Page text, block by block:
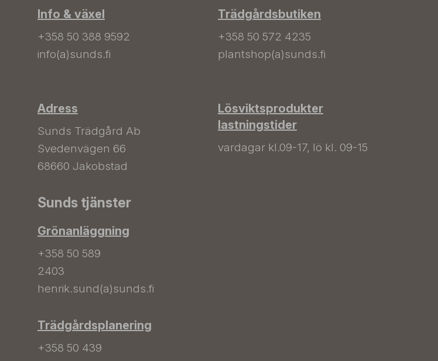
Info & växel
+358 50 388 9592
info(a)sunds.fi
Adress
Sunds Trädgård Ab
Svedenvägen 66
68660 Jakobstad
Trädgårdsbutiken
+358 50 572 4235
plantshop(a)sunds.fi
Lösviktsprodukter
lastningstider
vardagar kl.09-17, lö kl. 09-15
Sunds tjänster
Grönanläggning
+358 50 589
2403
henrik.sund(a)sunds.fi
Trädgårdsplanering
+358 50 439